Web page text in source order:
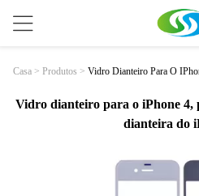
Casa > Produtos > Vidro Dianteiro Para O
Vidro dianteiro para o iPhone 4,
dianteira do